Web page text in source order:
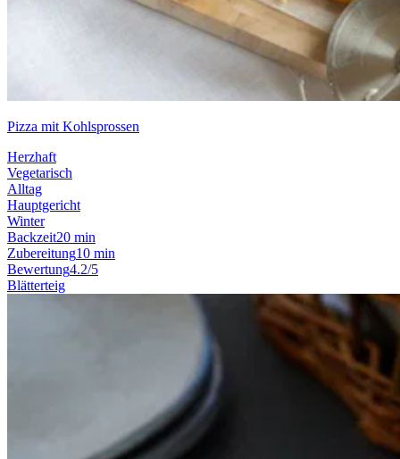
Pizza mit Kohlsprossen
Herzhaft
Vegetarisch
Alltag
Hauptgericht
Winter
Backzeit20 min
Zubereitung10 min
Bewertung4.2/5
Blätterteig